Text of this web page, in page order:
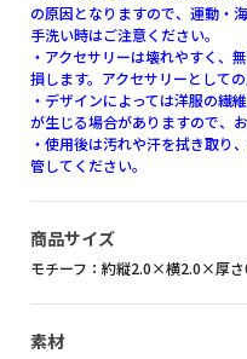
の原因となりますので、運動・
手洗い時はご注意ください。
・アクセサリーは壊れやすく、
損します。アクセサリーとして
・デザインによっては洋服の繊
が生じる場合がありますので、
・使用後は汚れや汗を拭き取り
管してください。
商品サイズ
モチーフ：約縦2.0×横2.0×厚
素材